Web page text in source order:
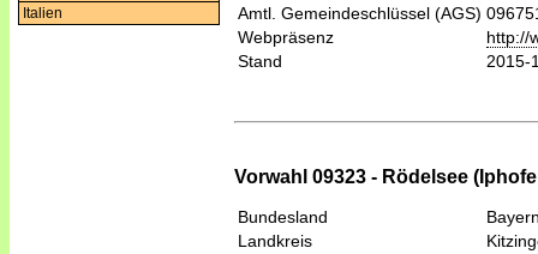
Italien
Amtl. Gemeindeschlüssel (AGS)
Webpräsenz
http://
Stand
2015-
Vorwahl 09323 - Rödelsee
Bundesland
Landkreis